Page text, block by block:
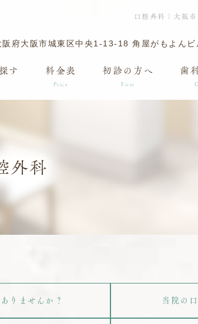
口腔外科｜大阪
阪府大阪市城東区中央1-13-18 角屋がもよんビ
す 料金表
Price
初診の方へ
First
歯
外科
りませんか？ 当院の